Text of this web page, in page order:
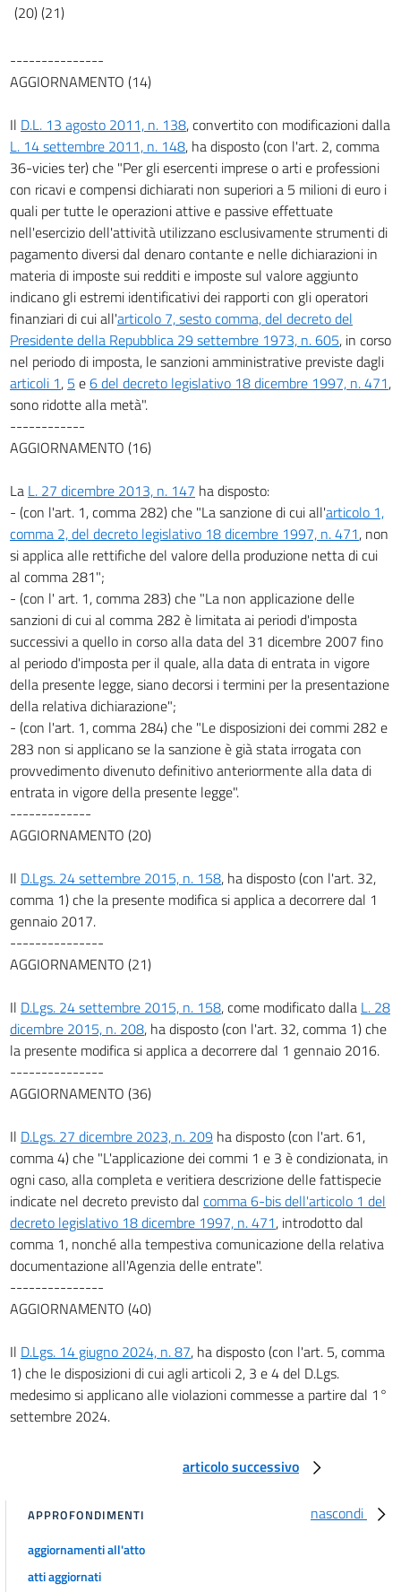
(20) (21)
---------------
AGGIORNAMENTO (14)
Il D.L. 13 agosto 2011, n. 138, convertito con modificazioni dalla
L. 14 settembre 2011, n. 148, ha disposto (con l'art. 2, comma
36-vicies ter) che "Per gli esercenti imprese o arti e professioni
con ricavi e compensi dichiarati non superiori a 5 milioni di euro i
quali per tutte le operazioni attive e passive effettuate
nell'esercizio dell'attività utilizzano esclusivamente strumenti di
pagamento diversi dal denaro contante e nelle dichiarazioni in
materia di imposte sui redditi e imposte sul valore aggiunto
indicano gli estremi identificativi dei rapporti con gli operatori
finanziari di cui all'articolo 7, sesto comma, del decreto del
Presidente della Repubblica 29 settembre 1973, n. 605, in corso
nel periodo di imposta, le sanzioni amministrative previste dagli
articoli 1, 5 e6 del decreto legislativo 18 dicembre 1997, n. 471,
sono ridotte alla metà".
------------
AGGIORNAMENTO (16)
La L. 27 dicembre 2013, n. 147 ha disposto:
- (con l'art. 1, comma 282) che "La sanzione di cui all'articolo 1,
comma 2, del decreto legislativo 18 dicembre 1997, n. 471, non
si applica alle rettifiche del valore della produzione netta di cui
al comma 281";
- (con l' art. 1, comma 283) che "La non applicazione delle
sanzioni di cui al comma 282 è limitata ai periodi d'imposta
successivi a quello in corso alla data del 31 dicembre 2007 fino
al periodo d'imposta per il quale, alla data di entrata in vigore
della presente legge, siano decorsi i termini per la presentazione
della relativa dichiarazione";
- (con l'art. 1, comma 284) che "Le disposizioni dei commi 282 e
283 non si applicano se la sanzione è già stata irrogata con
provvedimento divenuto definitivo anteriormente alla data di
entrata in vigore della presente legge".
-------------
AGGIORNAMENTO (20)
Il D.Lgs. 24 settembre 2015, n. 158, ha disposto (con l'art. 32,
comma 1) che la presente modifica si applica a decorrere dal 1
gennaio 2017.
---------------
AGGIORNAMENTO (21)
Il D.Lgs. 24 settembre 2015, n. 158, come modificato dalla L. 28
dicembre 2015, n. 208, ha disposto (con l'art. 32, comma 1) che
la presente modifica si applica a decorrere dal 1 gennaio 2016.
---------------
AGGIORNAMENTO (36)
Il D.Lgs. 27 dicembre 2023, n. 209 ha disposto (con l'art. 61,
comma 4) che "L'applicazione dei commi 1 e 3 è condizionata, in
ogni caso, alla completa e veritiera descrizione delle fattispecie
indicate nel decreto previsto dal comma 6-bis dell'articolo 1 del
decreto legislativo 18 dicembre 1997, n. 471, introdotto dal
comma 1, nonché alla tempestiva comunicazione della relativa
documentazione all'Agenzia delle entrate".
---------------
AGGIORNAMENTO (40)
Il D.Lgs. 14 giugno 2024, n. 87, ha disposto (con l'art. 5, comma
1) che le disposizioni di cui agli articoli 2, 3 e 4 del D.Lgs.
medesimo si applicano alle violazioni commesse a partire dal 1°
settembre 2024.
articolo successivo
nascondi
APPROFONDIMENTI
aggiornamenti all'atto
atti aggiornati